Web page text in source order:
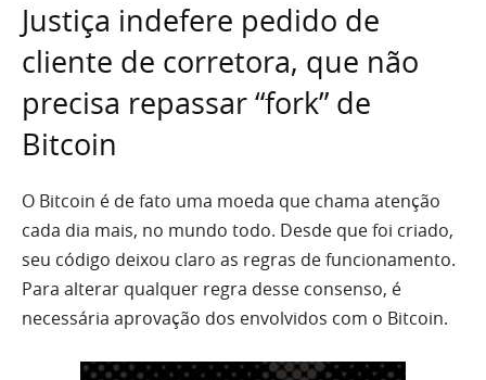
Justiça indefere pedido de
cliente de corretora, que não
precisa repassar “fork” de
Bitcoin
O Bitcoin é de fato uma moeda que chama atenção
cada dia mais, no mundo todo. Desde que foi criado,
seu código deixou claro as regras de funcionamento.
Para alterar qualquer regra desse consenso, é
necessária aprovação dos envolvidos com o Bitcoin.